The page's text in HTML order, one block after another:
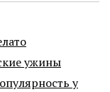
ужины
у